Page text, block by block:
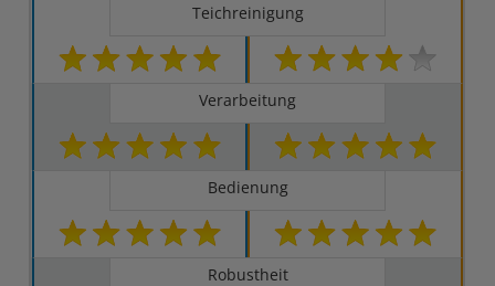
Teichreinigung
Verarbeitung
Bedienung
Robustheit